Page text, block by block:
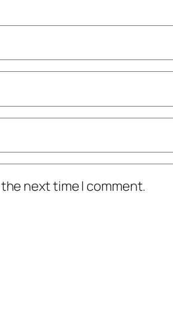
next time I comment.